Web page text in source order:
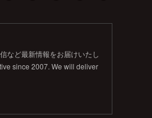
など最新情報をお届けいたし
since 2007. We will deliver